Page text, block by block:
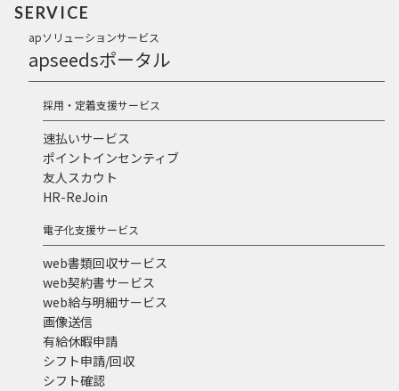
SERVICE
apソリューションサービス
apseedsポータル
採用・定着支援サービス
速払いサービス
ポイントインセンティブ
友人スカウト
HR-ReJoin
電子化支援サービス
web書類回収サービス
web契約書サービス
web給与明細サービス
画像送信
有給休暇申請
シフト申請/回収
シフト確認